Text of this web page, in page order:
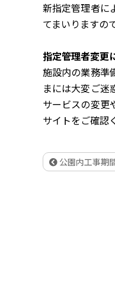
新指定管理者に
てまいりますの
指定管理者変更
施設内の業務準
まには大変ご迷
サービスの変更
サイトをご確認
公園内工事期